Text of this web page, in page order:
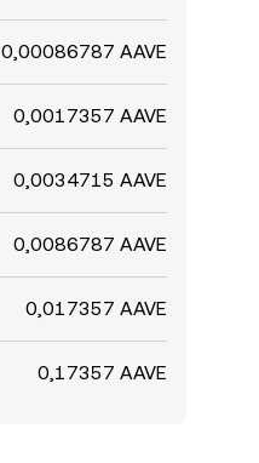
0,00086787 AAVE
0,0017357 AAVE
0,0034715 AAVE
0,0086787 AAVE
0,017357 AAVE
0,17357 AAVE